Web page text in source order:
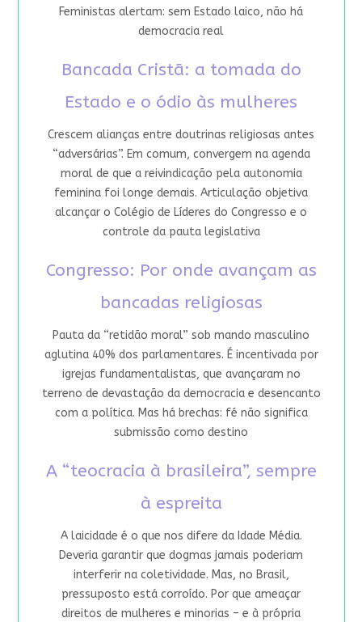
Feministas alertam: sem Estado laico, não há
democracia real
Bancada Cristã: a tomada do
Estado e o ódio às mulheres
Crescem alianças entre doutrinas religiosas antes
“adversárias”. Em comum, convergem na agenda
moral de que a reivindicação pela autonomia
feminina foi longe demais. Articulação objetiva
alcançar o Colégio de Líderes do Congresso e o
controle da pauta legislativa
Congresso: Por onde avançam as
bancadas religiosas
Pauta da “retidão moral” sob mando masculino
aglutina 40% dos parlamentares. É incentivada por
igrejas fundamentalistas, que avançaram no
terreno de devastação da democracia e desencanto
com a política. Mas há brechas: fé não significa
submissão como destino
A “teocracia à brasileira”, sempre
à espreita
A laicidade é o que nos difere da Idade Média.
Deveria garantir que dogmas jamais poderiam
interferir na coletividade. Mas, no Brasil,
pressuposto está corroído. Por que ameaçar
direitos de mulheres e minorias – e à própria